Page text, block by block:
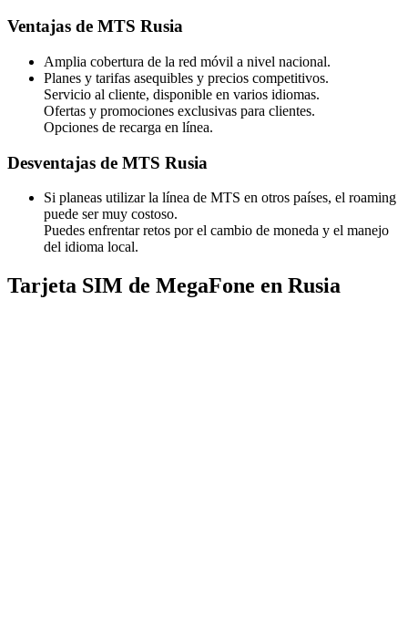
Ventajas de MTS Rusia
Amplia cobertura de la red móvil a nivel nacional.
Planes y tarifas asequibles y precios competitivos.
Servicio al cliente, disponible en varios idiomas.
Ofertas y promociones exclusivas para clientes.
Opciones de recarga en línea.
Desventajas de MTS Rusia
Si planeas utilizar la línea de MTS en otros países, el roaming
puede ser muy costoso.
Puedes enfrentar retos por el cambio de moneda y el manejo
del idioma local.
Tarjeta SIM de MegaFone en Rusia